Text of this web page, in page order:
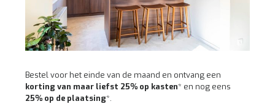
Bestel voor het einde van de maand en ontvang een
korting van maar liefst 25% op kasten* en nog eens
25% op de plaatsing*.